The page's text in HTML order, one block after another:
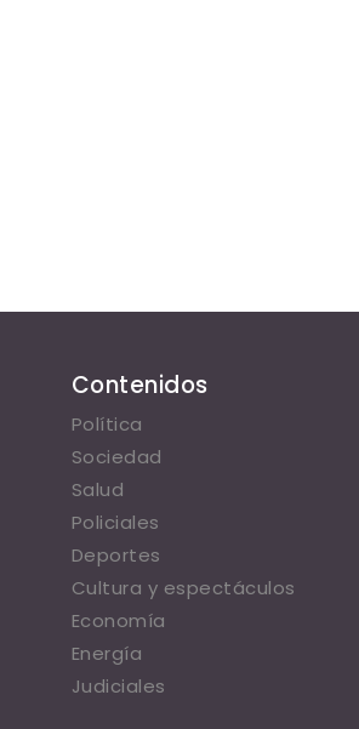
Contenidos
Política
Sociedad
Salud
Policiales
Deportes
Cultura y espectáculos
Economía
Energía
Judiciales